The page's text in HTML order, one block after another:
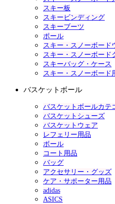
スキー板
スキービンディング
スキーブーツ
ポール
スキー・スノーボード
スキー・スノーボード
スキーバッグ・ケース
スキー・スノーボード
バスケットボール
バスケットボールカテ
バスケットシューズ
バスケットウェア
レフェリー用品
ボール
コート用品
バッグ
アクセサリー・グッズ
ケア・サポーター用品
adidas
ASICS